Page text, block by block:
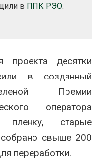
в ППК РЭО.
проекта десятки
в созданный
Премии
оператора
пленку, старые
свыше 200
переработки.